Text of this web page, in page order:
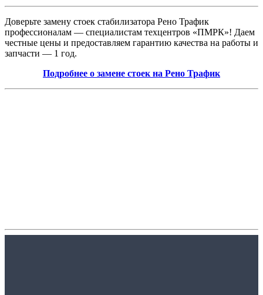
Доверьте замену стоек стабилизатора Рено Трафик
профессионалам — специалистам техцентров «ПМРК»! Даем
честные цены и предоставляем гарантию качества на работы и
запчасти — 1 год.
Подробнее о замене стоек на Рено Трафик